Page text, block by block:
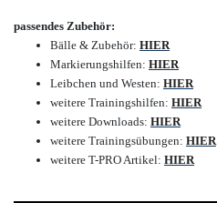
passendes Zubehör:
Bälle & Zubehör: HIER
Markierungshilfen: HIER
Leibchen und Westen: HIER
weitere Trainingshilfen: HIER
weitere Downloads: HIER
weitere Trainingsübungen: HIER
weitere T-PRO Artikel: HIER